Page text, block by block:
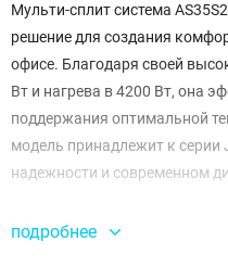
Мульти-сплит система
решение для создания
офисе. Благодаря своей
Вт и нагрева в 4200 Вт, она
поддержания оптимальной
модель принадлежит к серии
надежности и современном
Система обеспечивает
подробнее